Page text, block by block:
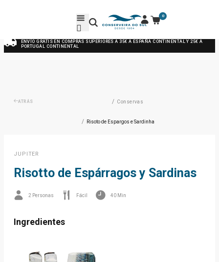
0
ENVÍO GRATIS EN COMPRAS SUPERIORES A 35€ A ESPAÑA CONTINENTAL Y 25€ A
PORTUGAL CONTINENTAL
ATRÁS / Conservas
/ Risoto de Espargos e Sardinha
JUPITER
Risotto de Espárragos y Sardinas
2 Personas Fácil 40 Min
Ingredientes